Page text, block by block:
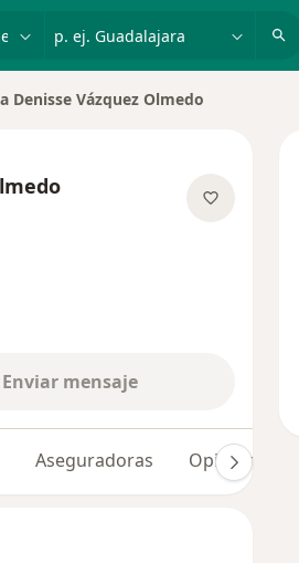
ciudad
Denisse Vázquez Olmedo
Enviar mensaje
Aseguradoras Opiniones (35)